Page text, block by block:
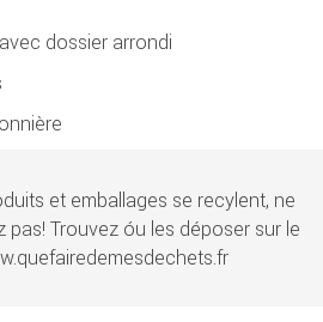
dossier arrondi
et emballages se recylent, ne
pas! Trouvez óu les déposer sur le